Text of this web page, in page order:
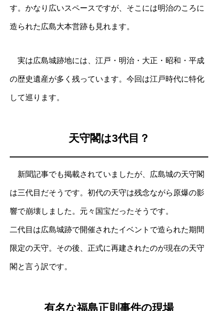
す。かなり広いスペースですが、そこには明治のころに
造られた広島大本営跡も見れます。
実は広島城跡地には、江戸・明治・大正・昭和・平成
の歴史遺産が多く残っています。今回は江戸時代に特化
して巡ります。
天守閣は3代目？
新聞記事でも掲載されていましたが、広島城の天守閣
は三代目だそうです。初代の天守は残念ながら原爆の影
響で崩壊しました。元々国宝だったそうです。
二代目は広島城跡で開催されたイベントで造られた期間
限定の天守。その後、正式に再建されたのが現在の天守
閣と言う訳です。
有名な福島正則事件の現場